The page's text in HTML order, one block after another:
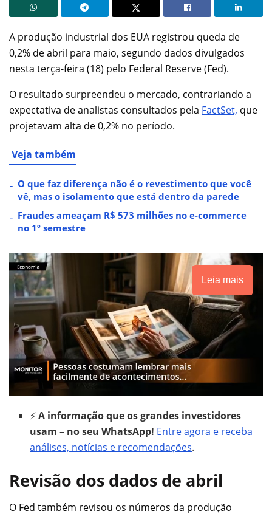
A produção industrial dos EUA registrou queda de
0,2% de abril para maio, segundo dados divulgados
nesta terça-feira (18) pelo Federal Reserve (Fed).
O resultado surpreendeu o mercado, contrariando a
expectativa de analistas consultados pela FactSet, que
projetavam alta de 0,2% no período.
Veja também
O que faz diferença não é o revestimento que você
vê, mas o isolamento que está dentro da parede
Fraudes ameaçam R$ 573 milhões no e-commerce
no 1º semestre
Leia mais
⚡A informação que os grandes investidores
usam – no seu WhatsApp! Entre agora e receba
análises, notícias e recomendações.
Revisão dos dados de abril
O Fed também revisou os números da produção